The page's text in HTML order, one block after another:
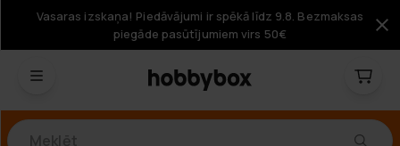
Vasaras izskaņa! Piedāvājumi ir spēkā līdz 9.8. Bezmaksas
piegāde pasūtījumiem virs 50€